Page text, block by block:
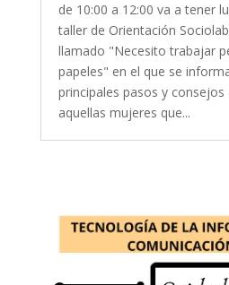
de 10:00 a 12:00 va a tener
taller de Orientación
llamado "Necesito trabajar
papeles" en el que se
principales pasos y consejos
aquellas mujeres que...